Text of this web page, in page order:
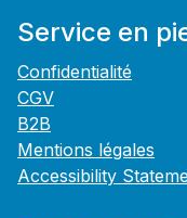
Service en
Confidentialité
CGV
B2B
Mentions légales
Accessibility